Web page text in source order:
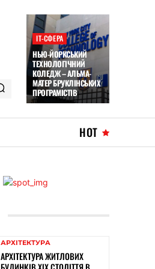
ІТ-СФЕРА
НЬЮ-ЙОРКСЬКИЙ
ТЕХНОЛОГІЧНИЙ
КОЛЕДЖ – АЛЬМА-
МАТЕР БРУКЛІНСЬКИХ
ПРОГРАМІСТІВ
HOT
АРХІТЕКТУРА
АРХІТЕКТУРА ЖИТЛОВИХ